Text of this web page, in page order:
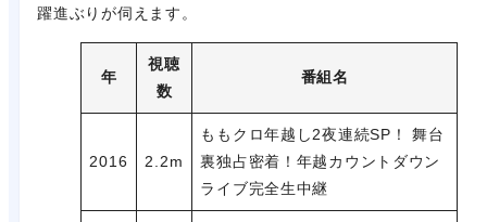
躍進ぶりが伺えます。
年
視聴
数
番組名
2016 2.2m
ももクロ年越し2夜連続SP！ 舞台
裏独占密着！年越カウントダウン
ライブ完全生中継